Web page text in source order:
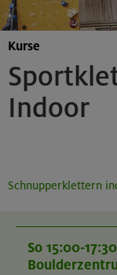
Indoor
Kurse
Schnupperklettern
So 15:00-